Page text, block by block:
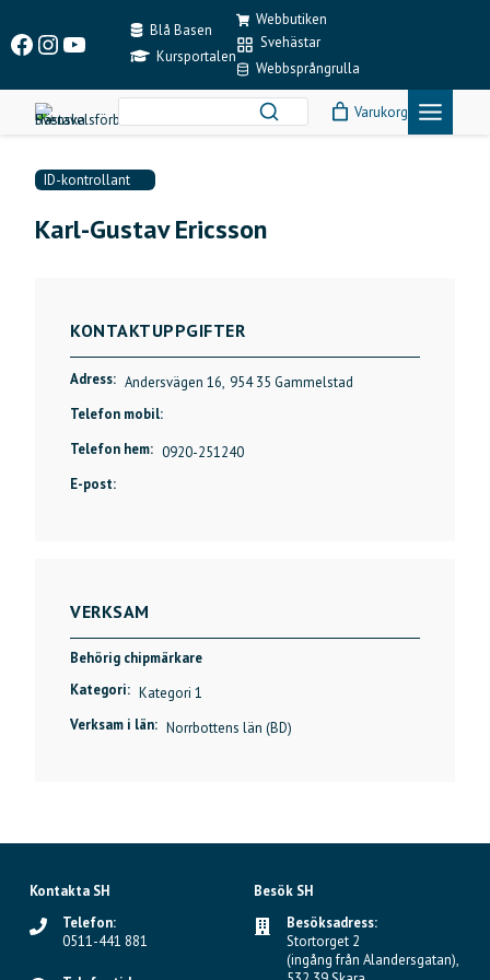
content
Facebook
Instagram
YouTubeBlå Basen
Kursportalen
Webbutiken
Svehästar
Webbsprångrulla
Varukorg
ID-kontrollant
Karl-Gustav Ericsson
KONTAKTUPPGIFTER
Adress: Andersvägen 16, 954 35 Gammelstad
Telefon mobil:
Telefon hem: 0920-251240
E-post:
VERKSAM
Behörig chipmärkare
Kategori: Kategori 1
Verksam i län: Norrbottens län (BD)
Kontakta SH
Telefon:
0511-441 881
Besök SH
Besöksadress:
Stortorget 2
(ingång från Alandersgatan),